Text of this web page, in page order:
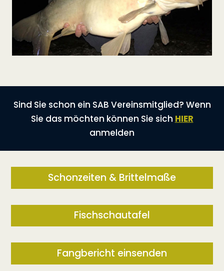
Sind Sie schon ein SAB Vereinsmitglied? Wenn
Sie das möchten können Sie sich HIER
anmelden
Schonzeiten & Brittelmaße
Fischschautafel
Fangbericht einsenden